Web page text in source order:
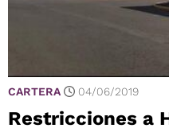
CARTERA 04/06/2019
Restricciones a